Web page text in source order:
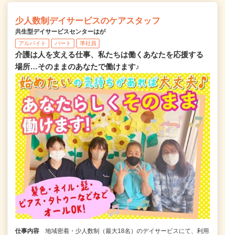
少人数制デイサービスのケアスタッフ
共生型デイサービスセンターはが
アルバイト パート 準社員
介護は人を支える仕事、私たちは働くあなたを応援する
場所…そのままのあなたで働けます♪
仕事内容
地域密着・少人数制（最大18名）のデイサービスにて、利用